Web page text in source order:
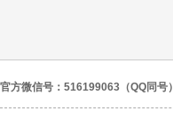
官方微信号：516199063（QQ同号）